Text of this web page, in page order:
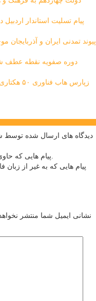
پیام تسلیت استاندار
پیوند تمدنی ایران و
دوره صفویه نقطه عطف
زپارس
دیدگاه های ارسال شده توسط
پیام هایی که به غیر از
نشانی ایمیل شما منتشر